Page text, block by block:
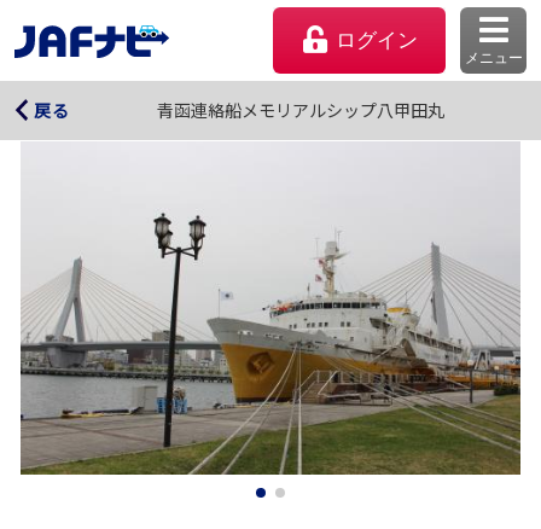
ログイン
メニュー
マイページ
会員優待のご利用方法
戻る 青函連絡船メモリアルシップ八甲田丸
青函連絡船メモリアルシップ八甲田丸